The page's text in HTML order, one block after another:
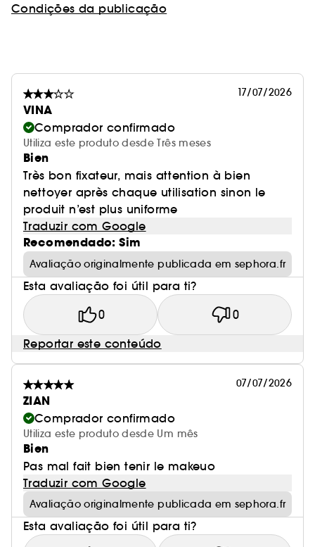
Condições da publicação
17/07/2026
VINA
Comprador confirmado
Utiliza este produto desde Três meses
Bien
Très bon fixateur, mais attention à bien
nettoyer après chaque utilisation sinon le
produit n’est plus uniforme
Traduzir com Google
Recomendado: Sim
Avaliação originalmente publicada em sephora.fr
Esta avaliação foi útil para ti?
0 0
Reportar este conteúdo
07/07/2026
ZIAN
Comprador confirmado
Utiliza este produto desde Um mês
Bien
Pas mal fait bien tenir le makeuo
Traduzir com Google
Avaliação originalmente publicada em sephora.fr
Esta avaliação foi útil para ti?